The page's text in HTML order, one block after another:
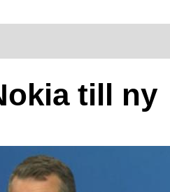
till ny